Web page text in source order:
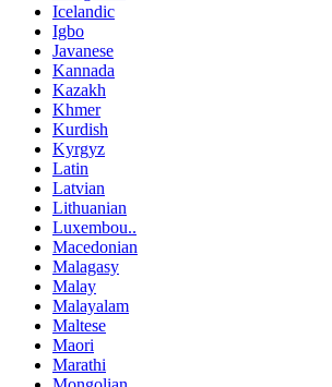
Icelandic
Igbo
Javanese
Kannada
Kazakh
Khmer
Kurdish
Kyrgyz
Latin
Latvian
Lithuanian
Luxembou..
Macedonian
Malagasy
Malay
Malayalam
Maltese
Maori
Marathi